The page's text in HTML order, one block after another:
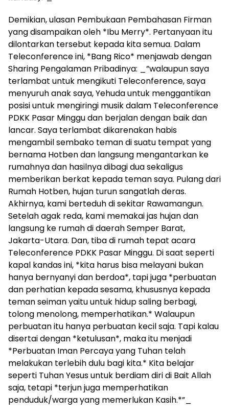
Demikian, ulasan Pembukaan Pembahasan Firman
yang disampaikan oleh *Ibu Merry*. Pertanyaan itu
dilontarkan tersebut kepada kita semua. Dalam
Teleconference ini, *Bang Rico* menjawab dengan
Sharing Pengalaman Pribadinya: _”walaupun saya
terlambat untuk mengikuti Teleconference, saya
menyuruh anak saya, Yehuda untuk menggantikan
posisi untuk mengiringi musik dalam Teleconference
PDKK Pasar Minggu dan berjalan dengan baik dan
lancar. Saya terlambat dikarenakan habis
mengambil sembako teman di suatu tempat yang
bernama Hotben dan langsung mengantarkan ke
rumahnya dan hasilnya dibagi dua sekaligus
memberikan berkat kepada teman saya. Pulang dari
Rumah Hotben, hujan turun sangatlah deras.
Akhirnya, kami berteduh di sekitar Rawamangun.
Setelah agak reda, kami memakai jas hujan dan
langsung ke rumah di daerah Semper Barat,
Jakarta-Utara. Dan, tiba di rumah tepat acara
Teleconference PDKK Pasar Minggu. Di saat seperti
kapal kandas ini, *kita harus bisa melayani bukan
hanya bernyanyi dan berdoa*, tapi juga *perbuatan
dan perhatian kepada sesama, khususnya kepada
teman seiman yaitu untuk hidup saling berbagi,
tolong menolong, memperhatikan.* Walaupun
perbuatan itu hanya perbuatan kecil saja. Tapi kalau
disertai dengan *ketulusan*, maka itu menjadi
*Perbuatan Iman Percaya yang Tuhan telah
melakukan terlebih dulu bagi kita.* Kita belajar
seperti Tuhan Yesus untuk berdiam diri di Bait Allah
saja, tetapi *terjun juga memperhatikan
penduduk/warga yang memerlukan Kasih.*”_